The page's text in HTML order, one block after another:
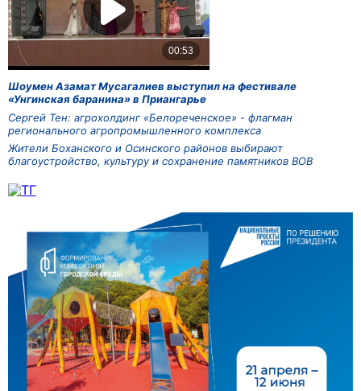
Шоумен Азамат Мусагалиев выступил на фестивале
«Унгинская баранина» в Приангарье
Сергей Тен: агрохолдинг «Белореченское» - флагман
регионального агропромышленного комплекса
Жители Боханского и Осинского районов выбирают
благоустройство, культуру и сохранение памятников ВОВ